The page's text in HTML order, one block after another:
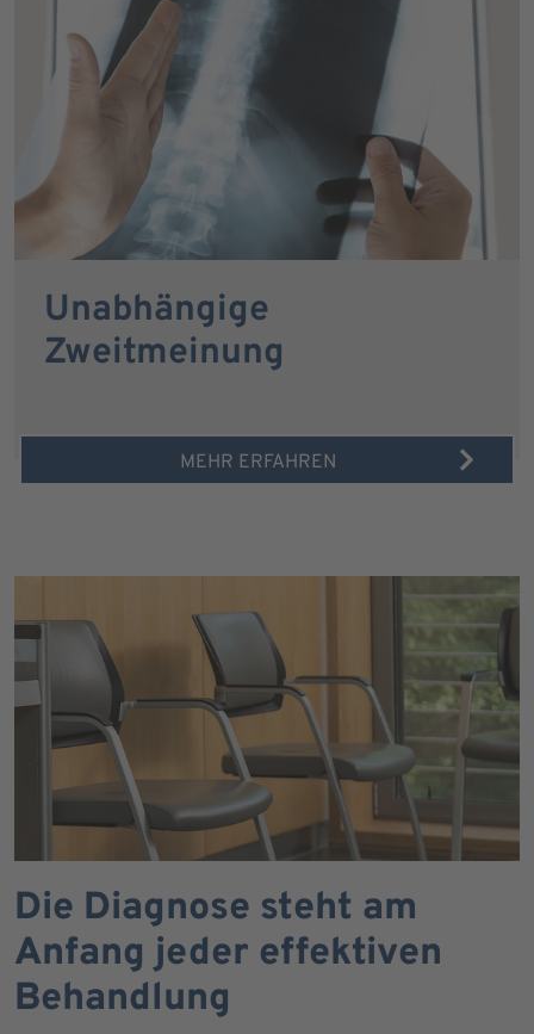
Unabhängige
Zweitmeinung
MEHR ERFAHREN
Die Diagnose steht am
Anfang jeder effektiven
Behandlung